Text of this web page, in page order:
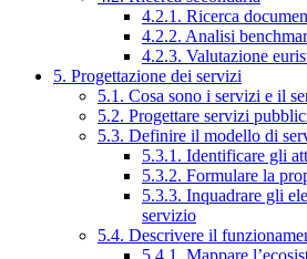
4.2.1. Ricerca
4.2.2. Analisi
4.2.3. Valutazione
5. Progettazione dei servizi
5.1. Cosa sono i servizi e il
5.2. Progettare servizi
5.3. Definire il modello di
5.3.1. Identificare gli
5.3.2. Formulare la
5.3.3. Inquadrare gli
servizio
5.4. Descrivere il
5.4.1. Mappare